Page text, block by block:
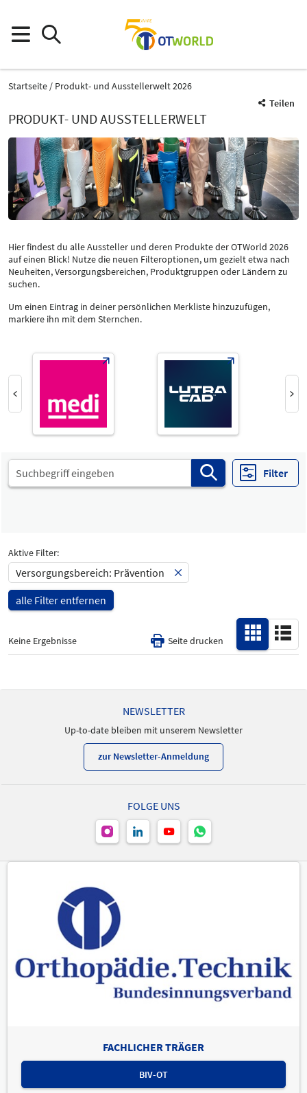
Startseite
Produkt- und Ausstellerwelt 2026
Teilen
PRODUKT- UND AUSSTELLERWELT
Hier findest du alle Aussteller und deren Produkte der OTWorld 2026
auf einen Blick! Nutze die neuen Filteroptionen, um gezielt etwa nach
Neuheiten, Versorgungsbereichen, Produktgruppen oder Ländern zu
suchen.
Um einen Eintrag in deiner persönlichen Merkliste hinzuzufügen,
markiere ihn mit dem Sternchen.
Filter
Select Input
Versorgungsbereich
Prävention
Prävention
Katalog
Halle
-
Alle
Land
-
-
Aktive Filter:
Versorgungsbereich: Prävention
alle Filter entfernen
Keine Ergebnisse Seite drucken
NEWSLETTER
Up-to-date bleiben mit unserem Newsletter
zur Newsletter-Anmeldung
FOLGE UNS
FACHLICHER TRÄGER
BIV-OT